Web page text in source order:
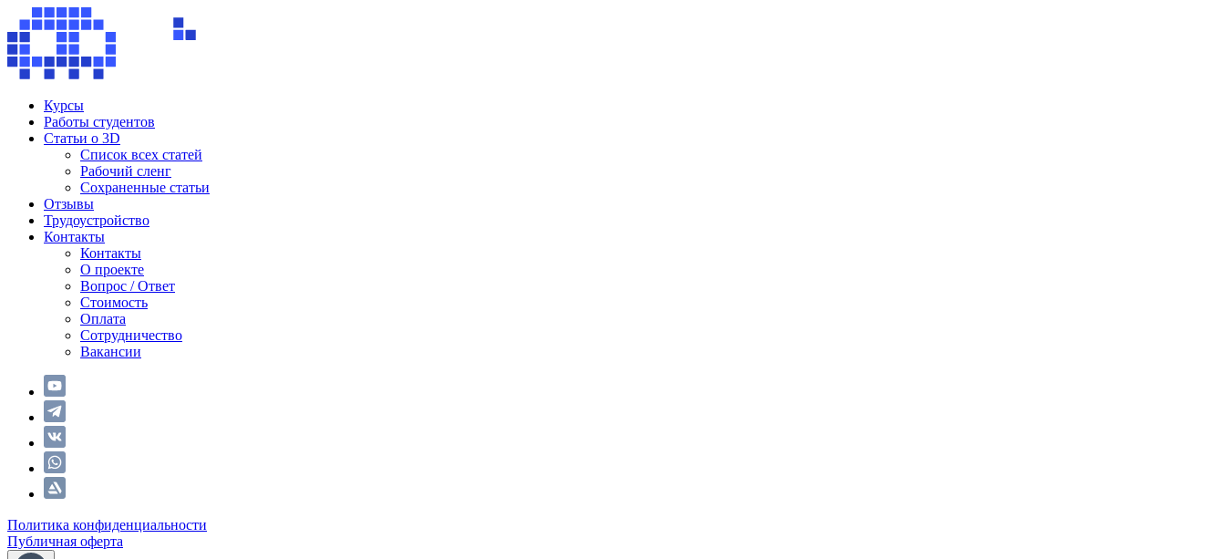
Курсы
Работы студентов
Статьи о 3D
Список всех статей
Рабочий сленг
Сохраненные статьи
Отзывы
Трудоустройство
Контакты
Контакты
О проекте
Вопрос / Ответ
Стоимость
Оплата
Сотрудничество
Вакансии
Политика конфиденциальности
Публичная оферта